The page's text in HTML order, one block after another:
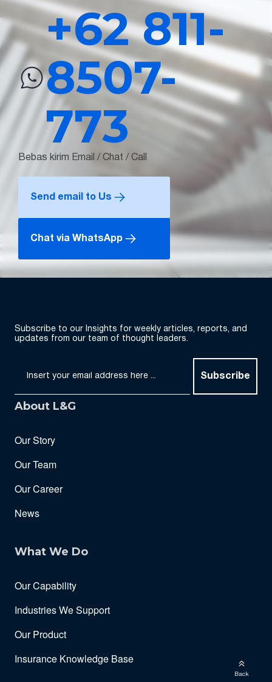
+62 811-
8507-
773
Bebas kirim Email / Chat / Call
Send email to Us
Chat via WhatsApp
Subscribe to our Insights for weekly articles, reports, and
updates from our team of thought leaders.
Subscribe
About L&G
Our Story
Our Team
Our Career
News
What We Do
Our Capability
Industries We Support
Our Product
Insurance Knowledge Base
Back